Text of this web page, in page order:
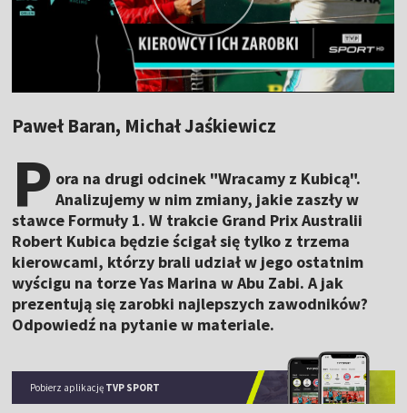
Paweł Baran, Michał Jaśkiewicz
P ora na drugi odcinek "Wracamy z Kubicą".
Analizujemy w nim zmiany, jakie zaszły w
stawce Formuły 1. W trakcie Grand Prix Australii
Robert Kubica będzie ścigał się tylko z trzema
kierowcami, którzy brali udział w jego ostatnim
wyścigu na torze Yas Marina w Abu Zabi. A jak
prezentują się zarobki najlepszych zawodników?
Odpowiedź na pytanie w materiale.
Pobierz aplikację TVP SPORT